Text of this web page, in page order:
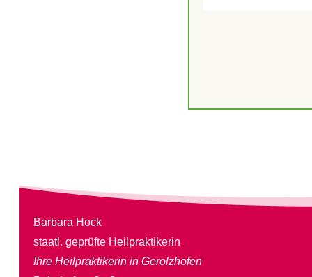
Barbara Hock
staatl. geprüfte Heilpraktikerin
Ihre Heilpraktikerin in Gerolzhofen